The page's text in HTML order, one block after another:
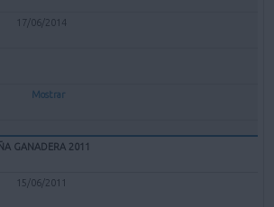
17/06/2014
Mostrar
GANADERA 2011
15/06/2011